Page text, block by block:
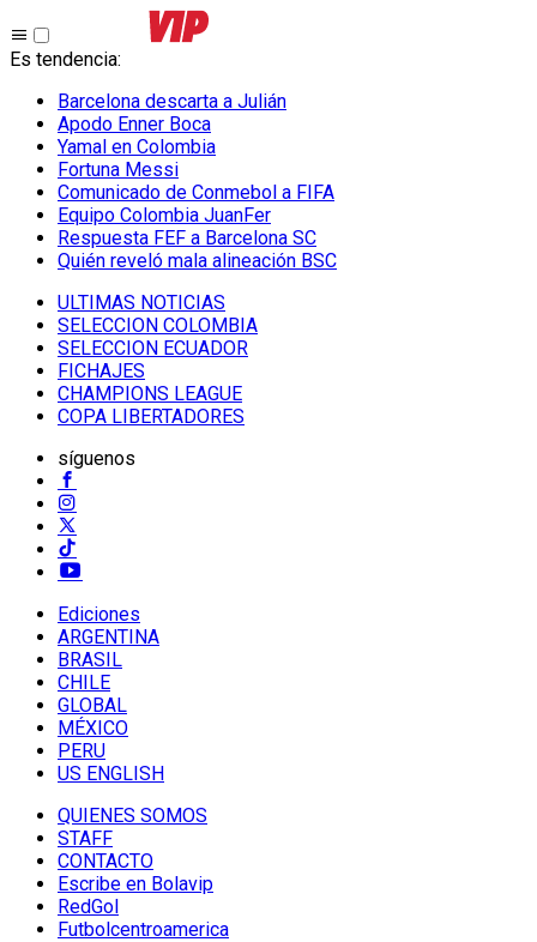
Es tendencia:
Barcelona descarta a Julián
Apodo Enner Boca
Yamal en Colombia
Fortuna Messi
Comunicado de Conmebol a FIFA
Equipo Colombia JuanFer
Respuesta FEF a Barcelona SC
Quién reveló mala alineación BSC
ULTIMAS NOTICIAS
SELECCION COLOMBIA
SELECCION ECUADOR
FICHAJES
CHAMPIONS LEAGUE
COPA LIBERTADORES
síguenos
Ediciones
ARGENTINA
BRASIL
CHILE
GLOBAL
MÉXICO
PERU
US ENGLISH
QUIENES SOMOS
STAFF
CONTACTO
Escribe en Bolavip
RedGol
Futbolcentroamerica